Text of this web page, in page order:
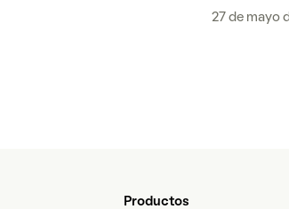
27 de mayo
Productos